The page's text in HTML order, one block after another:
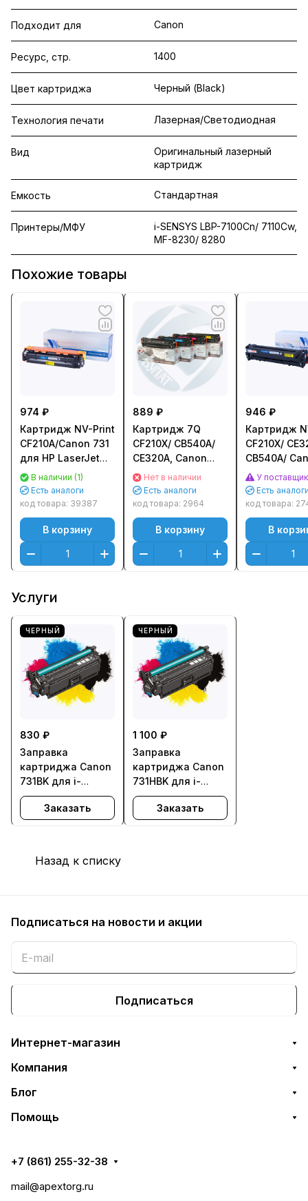
Подходит для Canon
Ресурс, стр. 1400
Цвет картриджа Черный (Black)
Технология печати Лазерная/Светодиодная
Вид
Оригинальный лазерный
картридж
Емкость Стандартная
Принтеры/МФУ
i-SENSYS LBP-7100Cn/ 7110Cw,
MF-8230/ 8280
Похожие товары
974 ₽
Картридж NV-Print
CF210A/Canon 731
для HP LaserJet
Color Pro M251n/
M251nw/ M276n/
M276nw/ Canon
LBP-7100Cn/
7110Cw (1600стр.)
Черный (Black)
В наличии (1)
Есть аналоги
код товара: 39387
В корзину
889 ₽
Картридж 7Q
CF210X/ CB540A/
CE320A, Canon
716/ 731H для HP
LJ Pro 200 M251,
CP1215/ CP1525
(2400стр.) Черный
(Black)
Нет в наличии
Есть аналоги
код товара: 2964
В корзину
946 ₽
Картридж
CF210X/
CB540A/
716/ 731
Pro M251/
CP1525,
LBP5050,
MF8030C/
(2200стр.)
(Black)
У
Есть
код товара:
В
Услуги
ЧЕРНЫЙ
830 ₽
Заправка
картриджа Canon
731BK для i-
SENSYS
LBP7100Cn,
MF8230Cn,
Заказать
ЧЕРНЫЙ
1 100 ₽
Заправка
картриджа Canon
731HBK для i-
SENSYS
LBP7100Cn,
Заказать
Назад к списку
Подписаться на новости и акции
Подписаться
Интернет-магазин
Компания
Блог
Помощь
+7 (861) 255-32-38
mail@apextorg.ru